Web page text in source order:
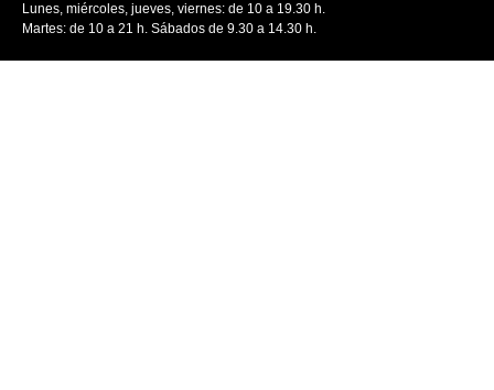
Lunes, miércoles, jueves, viernes: de 10 a 19.30 h.
Martes: de 10 a 21 h. Sábados de 9.30 a 14.30 h.